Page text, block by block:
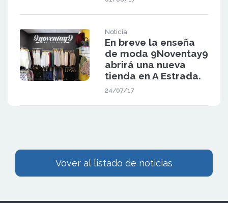
Noticia
En breve la enseña
de moda 9Noventay9
abrirá una nueva
tienda en A Estrada.
24/07/17
Vover al listado de noticias